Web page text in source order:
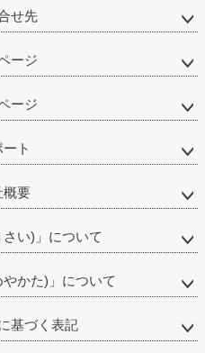
せ先
ージ
ージ
ト
概要
い)」について
かた)」について
基づく表記